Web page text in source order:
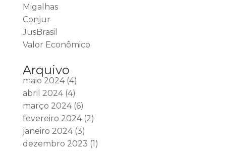
Migalhas
Conjur
JusBrasil
Valor Econômico
Arquivo
maio 2024(4)
abril 2024(4)
março 2024(6)
fevereiro 2024(2)
janeiro 2024(3)
dezembro 2023 (1)